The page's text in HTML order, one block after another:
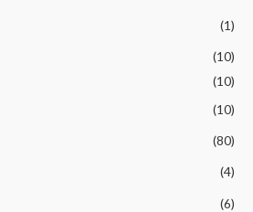
(1)
(10)
(10)
(10)
(80)
(4)
(6)